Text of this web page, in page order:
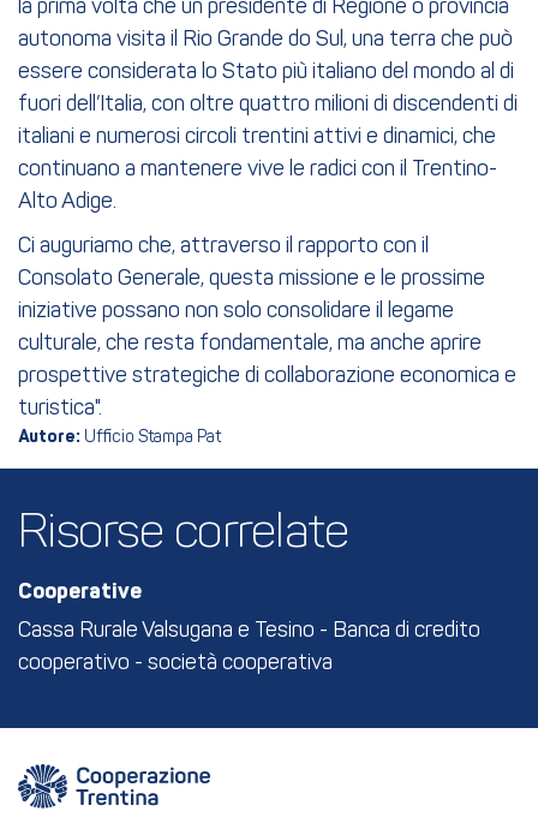
la prima volta che un presidente di Regione o provincia
autonoma visita il Rio Grande do Sul, una terra che può
essere considerata lo Stato più italiano del mondo al di
fuori dell’Italia, con oltre quattro milioni di discendenti di
italiani e numerosi circoli trentini attivi e dinamici, che
continuano a mantenere vive le radici con il Trentino-
Alto Adige.
Ci auguriamo che, attraverso il rapporto con il
Consolato Generale, questa missione e le prossime
iniziative possano non solo consolidare il legame
culturale, che resta fondamentale, ma anche aprire
prospettive strategiche di collaborazione economica e
turistica".
Autore: Ufficio Stampa Pat
Risorse correlate
Cooperative
Cassa Rurale Valsugana e Tesino - Banca di credito
cooperativo - società cooperativa